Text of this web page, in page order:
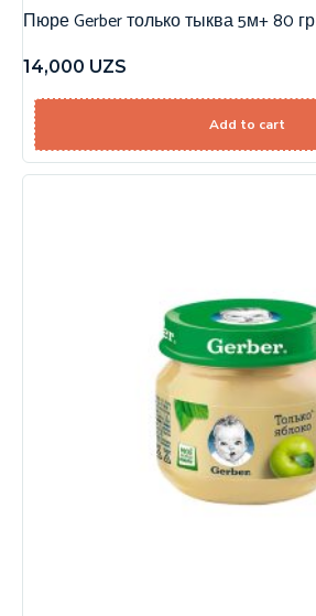
Пюре Gerber только тыква 5м+ 80 гр
14,000 UZS
Add to cart